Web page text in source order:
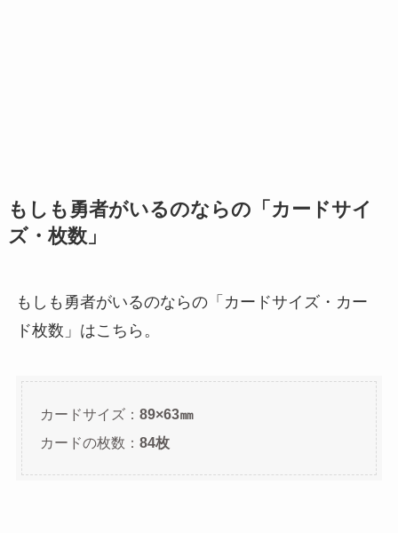
もしも勇者がいるのならの「カードサイ
ズ・枚数」
もしも勇者がいるのならの「カードサイズ・カー
ド枚数」はこちら。
カードサイズ： 89×63㎜
カードの枚数： 84枚